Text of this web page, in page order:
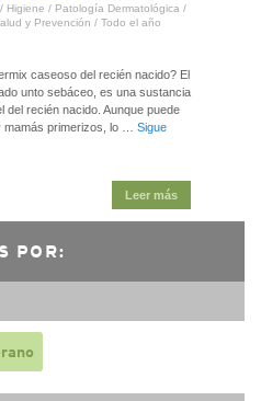
/ Higiene / Patología Dermatológica /
y Prevención / Todo el año
caseoso del recién nacido? El
unto sebáceo, es una sustancia
del recién nacido. Aunque puede
primerizos, lo … Sigue
Leer más
POR: